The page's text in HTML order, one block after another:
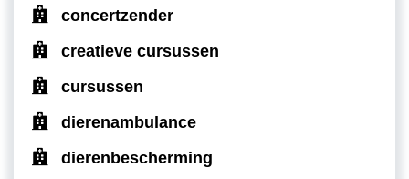
concertzender
creatieve cursussen
cursussen
dierenambulance
dierenbescherming